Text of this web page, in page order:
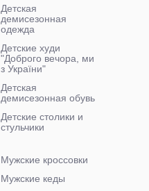
Детская
демисезонная
одежда
Детские худи
"Доброго вечора, ми
з України"
Детская
демисезонная обувь
Детские столики и
стульчики
Мужские кроссовки
Мужские кеды